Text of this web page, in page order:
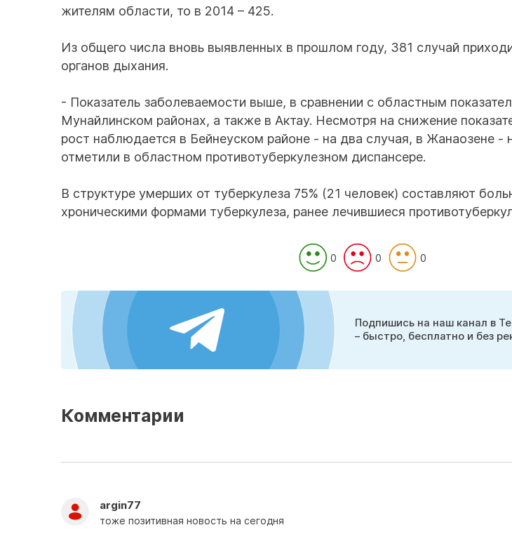
жителям области, то в 2014 – 425.
Из общего числа вновь выявленных в прошлом году, 381 случай
органов дыхания.
- Показатель заболеваемости выше, в сравнении с областным
Мунайлинском районах, а также в Актау. Несмотря на снижение
рост наблюдается в Бейнеуском районе - на два случая, в Жанаозене -
отметили в областном противотуберкулезном диспансере.
В структуре умерших от туберкулеза 75% (21 человек) составляют
хроническими формами туберкулеза, ранее лечившиеся
0 0 0
Подпишись на наш канал в
– быстро, бесплатно и без
Комментарии
argin77
тоже позитивная новость на сегодня